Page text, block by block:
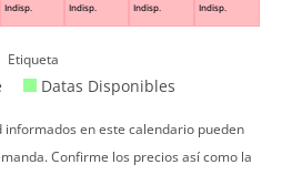
Indisp.
Indisp.
Indisp.
Indisp.
Etiqueta
Datas Disponibles
en este calendario pueden
Confirme los precios así como la